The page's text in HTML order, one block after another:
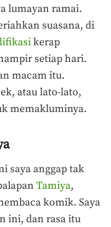
lumayan ramai.
suasana, di
kerap
setiap hari.
macam itu.
atau lato-lato,
memakluminya.
saya anggap tak
Tamiya,
komik. Saya
ini, dan rasa itu